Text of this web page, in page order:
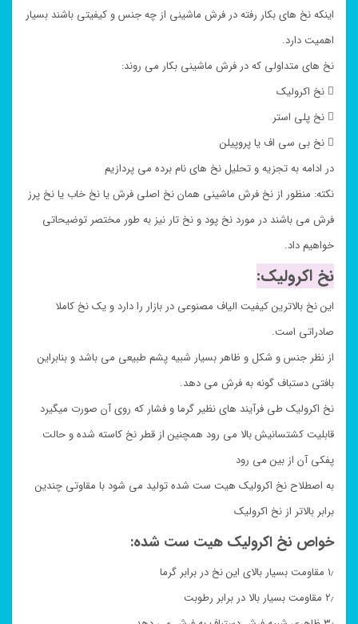
اینکه نخ های بکار رفته در فرش ماشینی از چه جنس و کیفیتی باشند بسیار
اهمیت دارد.
نخ های متداولی که در فرش ماشینی بکار می روند:
 نخ اکرولیک
 نخ پلی استر
 نخ بی سی اف یا پروپیلن
در ادامه به تجزیه و تحلیل نخ های نام برده می پردازیم
نکته: منظور از نخ فرش ماشینی همان نخ اصلی فرش یا نخ خاب یا نخ پرز
فرش می باشند در مورد نخ پود و نخ تار نیز به طور مختصر توضیحاتی
خواهیم داد.
نخ اکرولیک:
این نخ بالاترین کیفیت الیاف مصنوعی در بازار را دارد و یک نخ کاملا
صادراتی است.
از نظر جنس و شکل و ظاهر بسیار شبیه پشم طبیعی می باشد و بنابراین
بافتی دستباف گونه به فرش می دهد.
نخ اکرولیک طی فرآیند های نظیر گرما و فشار که روی آن صورت میگیرد
قابلیت کشتسانیش بالا می رود همچنین از قطر نخ کاسته شده و حالت
پفکی آن از بین می رود
به اصطلاح نخ اکرولیک هیت ست شده تولید می شود با مقاوتی چندین
برابر بالاتر از نخ اکرولیک
خواص نخ اکرولیک هیت ست شده:
۱٫ مقاومت بسیار بالای این نخ در برابر گرما
۲٫ مقاومت بسیار بالا در برابر رطوبت